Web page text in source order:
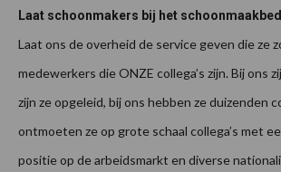
Laat schoonmakers bij het
Laat ons de overheid de service geven die ze
medewerkers die ONZE collega’s zijn. Bij ons
zijn ze opgeleid, bij ons hebben ze duizenden
ontmoeten ze op grote schaal collega’s met
positie op de arbeidsmarkt en diverse